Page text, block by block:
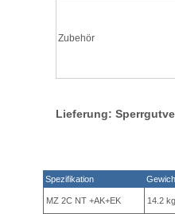
Zubehör
Lieferung:
Spezifikation
MZ 2C NT +AK+EK 14.2 kg